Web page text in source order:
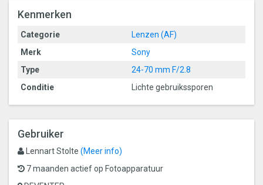
Kenmerken
Categorie
Lenzen (AF)
Merk
Sony
Type
24-70 mm F/2.8
Conditie
Lichte gebruikssporen
Gebruiker
Lennart Stolte (Meer info)
7 maanden actief op Fotoapparatuur